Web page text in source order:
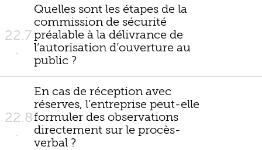
22.7
Quelles sont les étapes de la
commission de sécurité
préalable à la délivrance de
l’autorisation d’ouverture au
public ?
22.8
En cas de réception avec
réserves, l’entreprise peut-elle
formuler des observations
directement sur le procès-
verbal ?